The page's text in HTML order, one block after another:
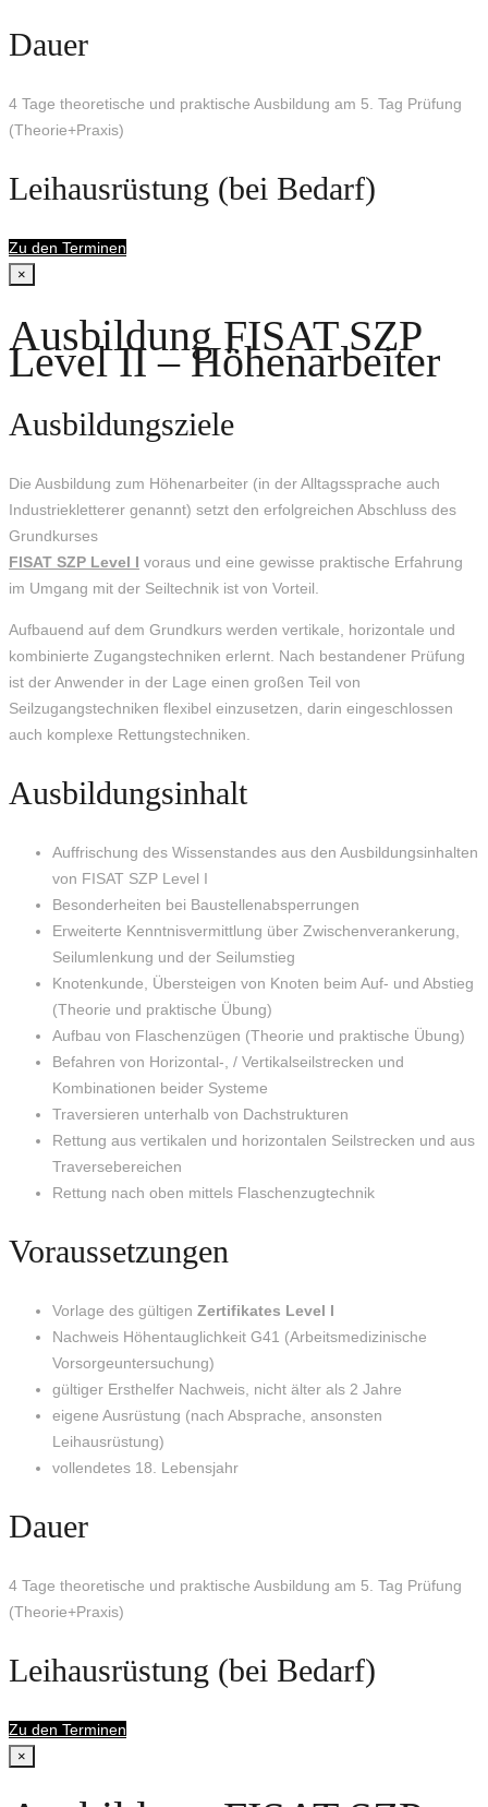
Dauer
4 Tage theoretische und praktische Ausbildung am 5. Tag Prüfung
(Theorie+Praxis)
Leihausrüstung (bei Bedarf)
Zu den Terminen
×
Ausbildung FISAT SZP
Level II – Höhenarbeiter
Ausbildungsziele
Die Ausbildung zum Höhenarbeiter (in der Alltagssprache auch
Industriekletterer genannt) setzt den erfolgreichen Abschluss des
Grundkurses
FISAT SZP Level I voraus und eine gewisse praktische Erfahrung
im Umgang mit der Seiltechnik ist von Vorteil.
Aufbauend auf dem Grundkurs werden vertikale, horizontale und
kombinierte Zugangstechniken erlernt. Nach bestandener Prüfung
ist der Anwender in der Lage einen großen Teil von
Seilzugangstechniken flexibel einzusetzen, darin eingeschlossen
auch komplexe Rettungstechniken.
Ausbildungsinhalt
Auffrischung des Wissenstandes aus den Ausbildungsinhalten
von FISAT SZP Level I
Besonderheiten bei Baustellenabsperrungen
Erweiterte Kenntnisvermittlung über Zwischenverankerung,
Seilumlenkung und der Seilumstieg
Knotenkunde, Übersteigen von Knoten beim Auf- und Abstieg
(Theorie und praktische Übung)
Aufbau von Flaschenzügen (Theorie und praktische Übung)
Befahren von Horizontal-, / Vertikalseilstrecken und
Kombinationen beider Systeme
Traversieren unterhalb von Dachstrukturen
Rettung aus vertikalen und horizontalen Seilstrecken und aus
Traversebereichen
Rettung nach oben mittels Flaschenzugtechnik
Voraussetzungen
Vorlage des gültigen Zertifikates Level I
Nachweis Höhentauglichkeit G41 (Arbeitsmedizinische
Vorsorgeuntersuchung)
gültiger Ersthelfer Nachweis, nicht älter als 2 Jahre
eigene Ausrüstung (nach Absprache, ansonsten
Leihausrüstung)
vollendetes 18. Lebensjahr
Dauer
4 Tage theoretische und praktische Ausbildung am 5. Tag Prüfung
(Theorie+Praxis)
Leihausrüstung (bei Bedarf)
Zu den Terminen
×